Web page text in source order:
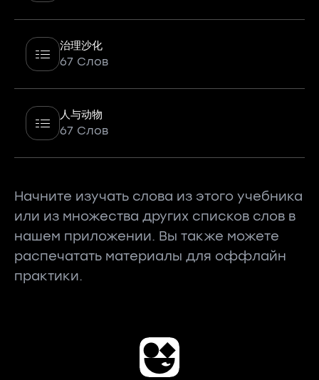
治理沙化
67 Слов
人与动物
67 Слов
Начните изучать слова из этого учебника
или из множества других списков слов в
нашем приложении. Вы также можете
распечатать материалы для оффлайн
практики.